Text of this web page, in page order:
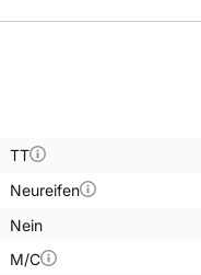
TT
Neureifen
Nein
M/C